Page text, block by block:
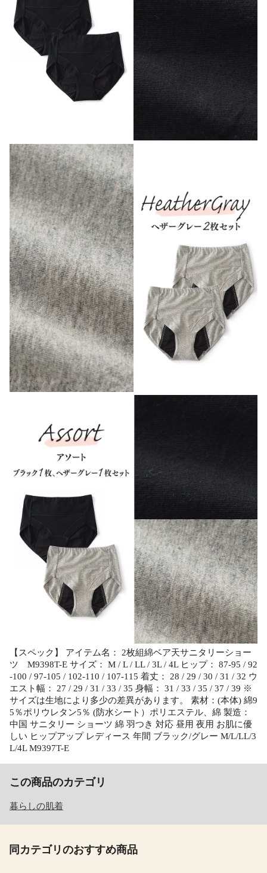
【スペック】 アイテム名： 2枚組綿ベア天サニタリーショー
ツ M9398T-E サイズ： M / L / LL / 3L / 4L ヒップ： 87-95 / 92
-100 / 97-105 / 102-110 / 107-115 着丈： 28 / 29 / 30 / 31 / 32 ウ
エスト幅： 27 / 29 / 31 / 33 / 35 身幅： 31 / 33 / 35 / 37 / 39 ※
サイズは生地により多少の差異があります。 素材：(本体) 綿9
5％ポリウレタン5％ (防水シート）ポリエステル、綿 製造：
中国 サニタリー ショーツ 綿 羽つき 対応 昼用 夜用 お肌に優
しい ヒップアップ レディース 年間 ブラック/グレー M/L/LL/3
L/4L M9397T-E
この商品のカテゴリ
暮らしの肌着
同カテゴリのおすすめ商品